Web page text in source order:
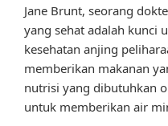
Jane Brunt, seorang
yang sehat adalah kunci
kesehatan anjing
memberikan makanan
nutrisi yang dibutuhkan
untuk memberikan air